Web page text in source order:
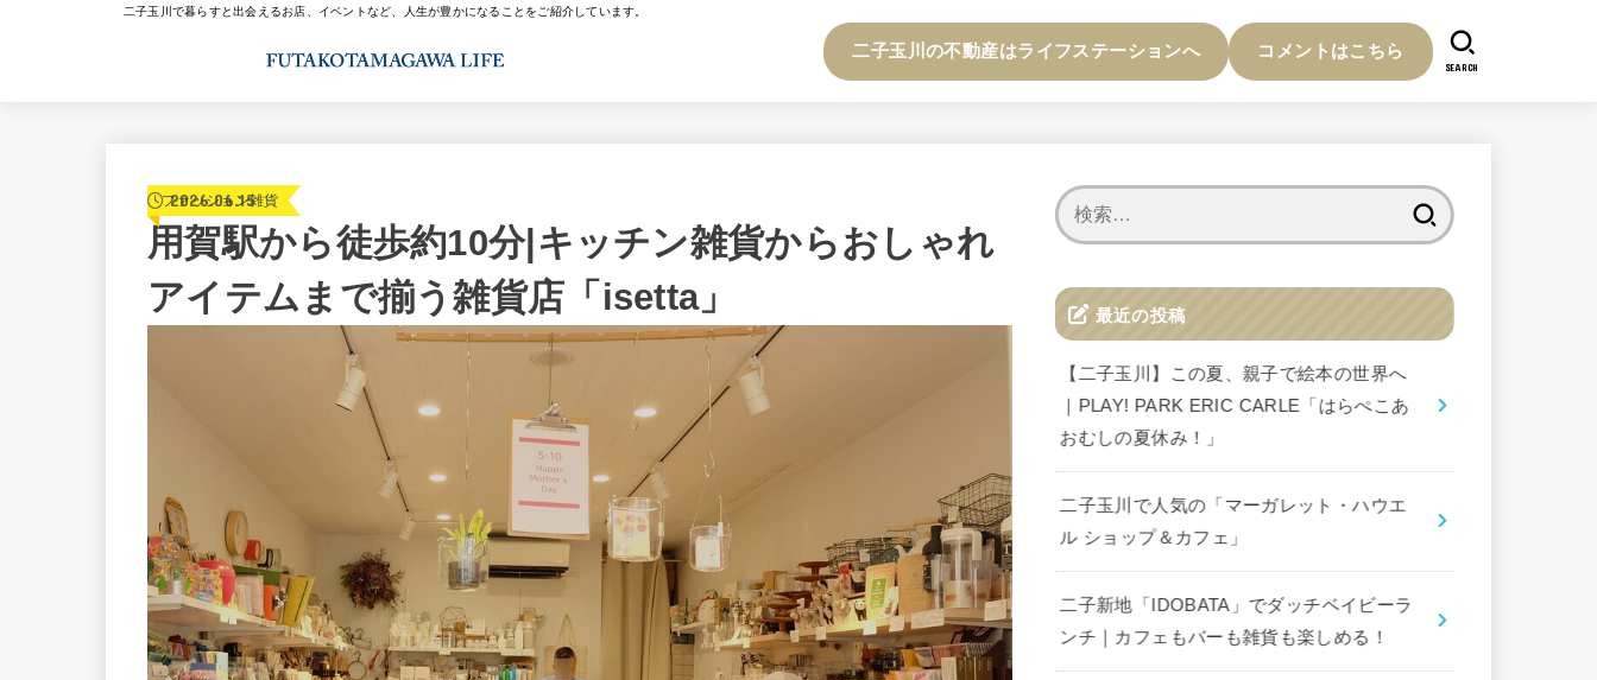
二子玉川で暮らすと出会えるお店、イベントなど、人生が豊かになることをご紹介しています。
二子玉川の不動産はライフステーションへ コメントはこちら
SEARCH
ファッション雑貨
2026.06.15
用賀駅から徒歩約10分|キッチン雑貨からおしゃれ
アイテムまで揃う雑貨店「isetta」
最近の投稿
【二子玉川】この夏、親子で絵本の世界へ
｜PLAY! PARK ERIC CARLE「はらぺこあ
おむしの夏休み！」
二子玉川で人気の「マーガレット・ハウエ
ル ショップ＆カフェ」
二子新地「IDOBATA」でダッチベイビーラ
ンチ｜カフェもバーも雑貨も楽しめる！